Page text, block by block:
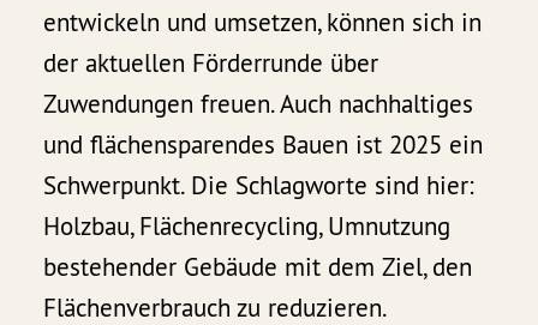
entwickeln und umsetzen, können sich in
der aktuellen Förderrunde über
Zuwendungen freuen. Auch nachhaltiges
und flächensparendes Bauen ist 2025 ein
Schwerpunkt. Die Schlagworte sind hier:
Holzbau, Flächenrecycling, Umnutzung
bestehender Gebäude mit dem Ziel, den
Flächenverbrauch zu reduzieren.